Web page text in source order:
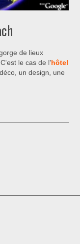
de lieux
le cas de l' hôtel
un design, une